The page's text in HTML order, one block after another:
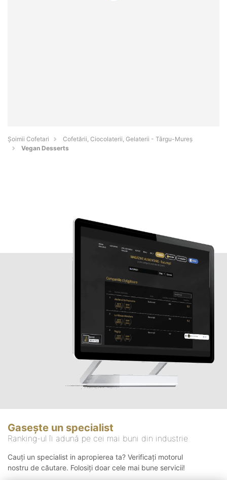
Șoimii Cofetari
Cofetării, Ciocolaterii, Gelaterii - Târgu-Mureş
Vegan Desserts
Gasește un specialist
Ranking-ul îi adună pe cei mai buni din industrie
Cauți un specialist in apropierea ta? Verificați motorul
nostru de căutare. Folosiți doar cele mai bune servicii!